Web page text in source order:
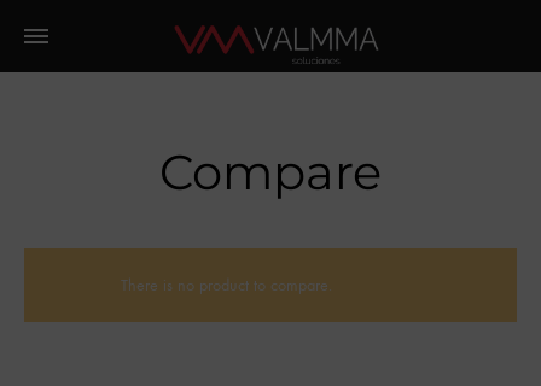
Compare
There is no product to compare.